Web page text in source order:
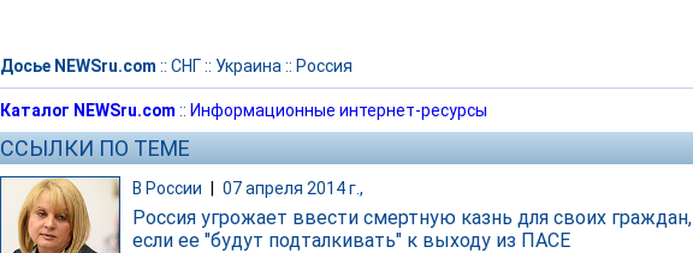
Досье NEWSru.com :: СНГ:: Украина :: Россия
Каталог NEWSru.com :: Информационные интернет-ресурсы
ССЫЛКИ ПО ТЕМЕ
В России 07 апреля 2014 г.,
Россия угрожает ввести смертную казнь для своих граждан,
если ее "будут подталкивать" к выходу из ПАСЕ